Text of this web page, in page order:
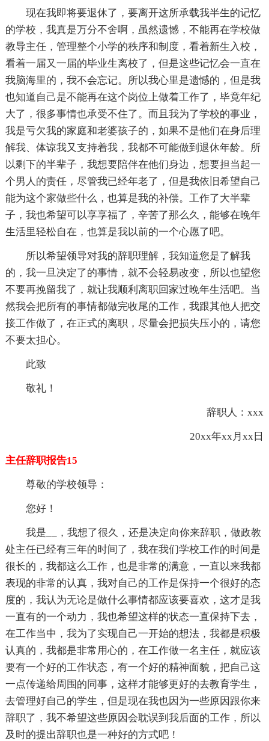
现在我即将要退休了，要离开这所承载我半生的记忆
的学校，我真是万分不舍啊，虽然遗憾，不能再在学校做
教导主任，管理整个小学的秩序和制度，看着新生入校，
看着一届又一届的毕业生离校了，但是这些记忆会一直在
我脑海里的，我不会忘记。所以我心里是遗憾的，但是我
也知道自己是不能再在这个岗位上做着工作了，毕竟年纪
大了，很多事情也承受不住了。而且我为了学校的事业，
我是亏欠我的家庭和老婆孩子的，如果不是他们在身后理
解我、体谅我又支持着我，我都不可能做到退休年龄。所
以剩下的半辈子，我想要陪伴在他们身边，想要担当起一
个男人的责任，尽管我已经年老了，但是我依旧希望自己
能为这个家做些什么，也算是我的补偿。工作了大半辈
子，我也希望可以享享福了，辛苦了那么久，能够在晚年
生活里轻松自在，也算是我以前的一个心愿了吧。
所以希望领导对我的辞职理解，我知道您是了解我
的，我一旦决定了的事情，就不会轻易改变，所以也望您
不要再挽留我了，就让我顺利离职回家过晚年生活吧。当
然我会把所有的事情都做完收尾的工作，我跟其他人把交
接工作做了，在正式的离职，尽量会把损失压小的，请您
不要太担心。
此致
敬礼！
辞职人：xxx
20xx年xx月xx日
主任辞职报告15
尊敬的学校领导：
您好！
我是__，我想了很久，还是决定向你来辞职，做政教
处主任已经有三年的时间了，我在我们学校工作的时间是
很长的，我都这么工作，也是非常的满意，一直以来我都
表现的非常的认真，我对自己的工作是保持一个很好的态
度的，我认为无论是做什么事情都应该要喜欢，这才是我
一直有的一个动力，我也希望这样的状态一直保持下去，
在工作当中，我为了实现自己一开始的想法，我都是积极
认真的，我都是非常用心的，在工作做一名主任，就应该
要有一个好的工作状态，有一个好的精神面貌，把自己这
一点传递给周围的同事，这样才能够更好的去教育学生，
去管理好自己的学生，但是现在我也因为一些原因跟你来
辞职了，我不希望这些原因会耽误到我后面的工作，所以
及时的提出辞职也是一种好的方式吧！